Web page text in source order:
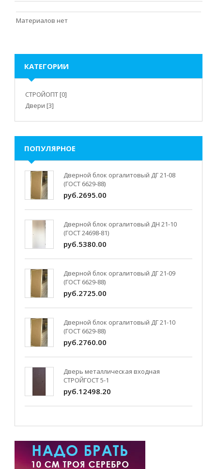
Материалов нет
КАТЕГОРИИ
СТРОЙОПТ [0]
Двери [3]
ПОПУЛЯРНОЕ
Дверной блок оргалитовый ДГ 21-08
(ГОСТ 6629-88)
руб.2695.00
Дверной блок оргалитовый ДН 21-10
(ГОСТ 24698-81)
руб.5380.00
Дверной блок оргалитовый ДГ 21-09
(ГОСТ 6629-88)
руб.2725.00
Дверной блок оргалитовый ДГ 21-10
(ГОСТ 6629-88)
руб.2760.00
Дверь металлическая входная
СТРОЙГОСТ 5-1
руб.12498.20